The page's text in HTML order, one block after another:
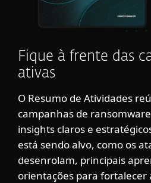
Fique à frente das
ativas
O Resumo de Atividades
campanhas de
insights claros e
está sendo alvo, como os
desenrolam, principais
orientações para fortalecer